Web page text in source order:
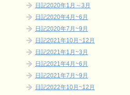
日記2020年1月～3月
日記2020年4月~6月
日記2020年7月~9月
日記2021年10月~12月
日記2021年1月~3月
日記2021年4月~6月
日記2021年7月~9月
日記2022年10月~12月